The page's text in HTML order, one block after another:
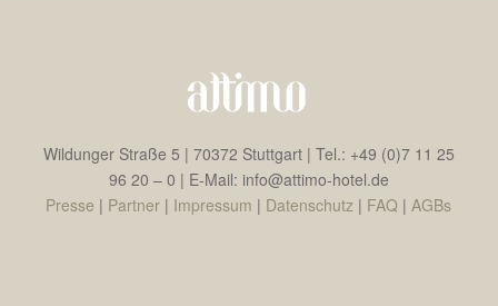
Wildunger Straße 5 | 70372 Stuttgart | Tel.: +49 (0)7 11 25
96 20 – 0 | E-Mail: info@attimo-hotel.de
Presse | Partner | Impressum | Datenschutz | FAQ | AGBs